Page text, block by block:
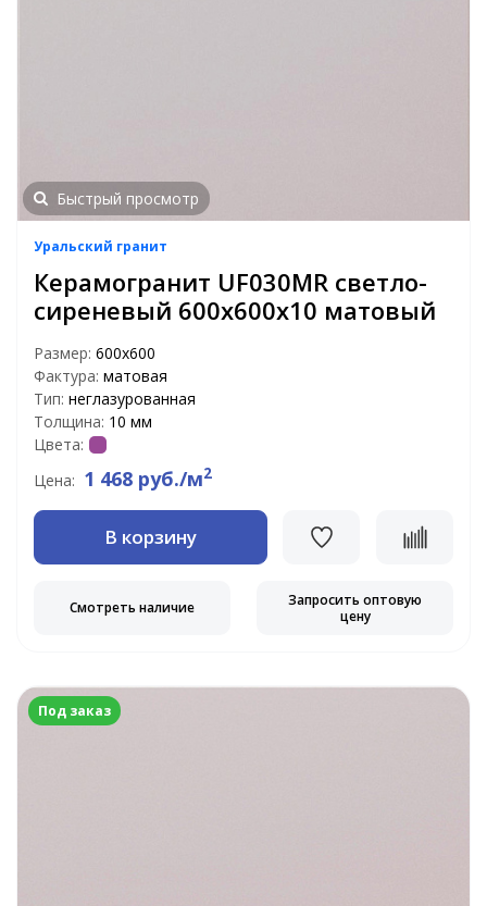
Быстрый просмотр
Уральский гранит
Керамогранит UF030MR светло-
сиреневый 600х600х10 матовый
Размер: 600х600
Фактура: матовая
Тип: неглазурованная
Толщина: 10 мм
Цвета:
Цена: 1 468 руб./м2
В корзину
Смотреть наличие
Запросить оптовую
цену
Под заказ